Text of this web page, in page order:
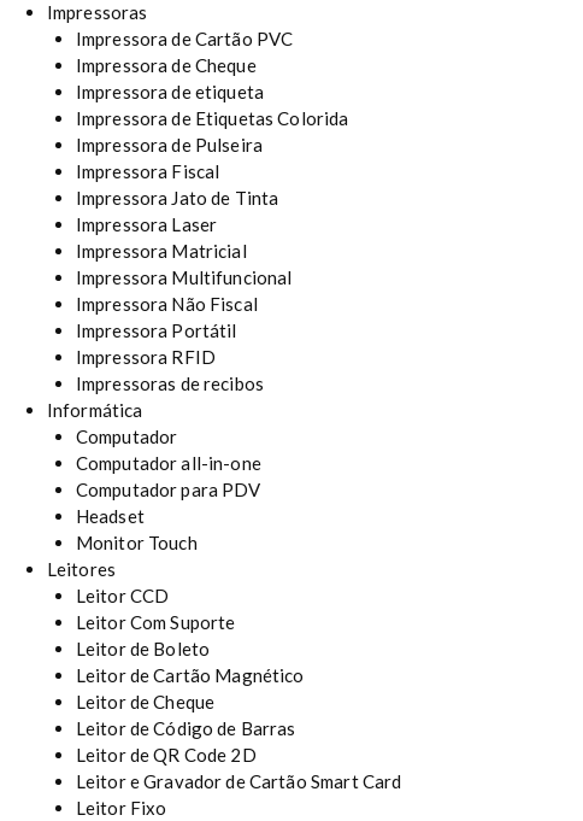
Impressoras
Impressora de Cartão PVC
Impressora de Cheque
Impressora de etiqueta
Impressora de Etiquetas Colorida
Impressora de Pulseira
Impressora Fiscal
Impressora Jato de Tinta
Impressora Laser
Impressora Matricial
Impressora Multifuncional
Impressora Não Fiscal
Impressora Portátil
Impressora RFID
Impressoras de recibos
Informática
Computador
Computador all-in-one
Computador para PDV
Headset
Monitor Touch
Leitores
Leitor CCD
Leitor Com Suporte
Leitor de Boleto
Leitor de Cartão Magnético
Leitor de Cheque
Leitor de Código de Barras
Leitor de QR Code 2D
Leitor e Gravador de Cartão Smart Card
Leitor Fixo